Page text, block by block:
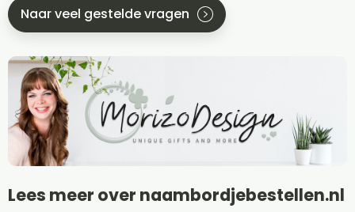
Naar veel gestelde vragen
Lees meer over naambordjebestellen.nl